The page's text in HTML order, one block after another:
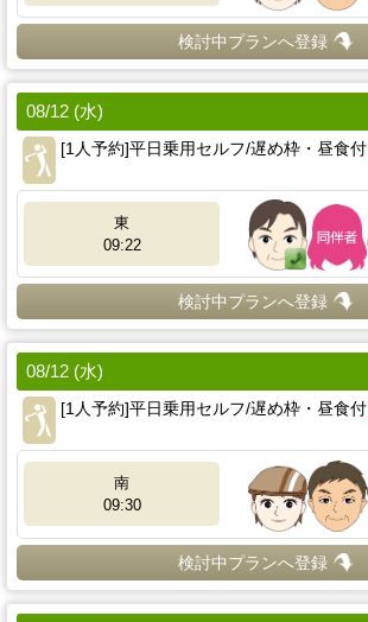
検討中プランへ登録
08/12 (水)
[1人予約]平日乗用セルフ/遅め枠・昼食付
東
09:22
検討中プランへ登録
08/12 (水)
[1人予約]平日乗用セルフ/遅め枠・昼食付
南
09:30
検討中プランへ登録